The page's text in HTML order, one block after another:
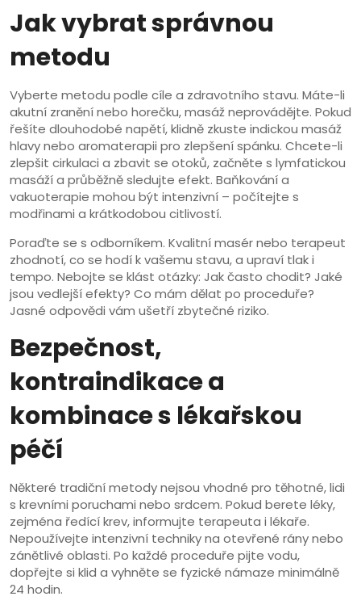
Jak vybrat správnou
metodu
Vyberte metodu podle cíle a zdravotního stavu. Máte-li
akutní zranění nebo horečku, masáž neprovádějte. Pokud
řešíte dlouhodobé napětí, klidně zkuste indickou masáž
hlavy nebo aromaterapii pro zlepšení spánku. Chcete-li
zlepšit cirkulaci a zbavit se otoků, začněte s lymfatickou
masáží a průběžně sledujte efekt. Baňkování a
vakuoterapie mohou být intenzivní – počítejte s
modřinami a krátkodobou citlivostí.
Poraďte se s odborníkem. Kvalitní masér nebo terapeut
zhodnotí, co se hodí k vašemu stavu, a upraví tlak i
tempo. Nebojte se klást otázky: Jak často chodit? Jaké
jsou vedlejší efekty? Co mám dělat po proceduře?
Jasné odpovědi vám ušetří zbytečné riziko.
Bezpečnost,
kontraindikace a
kombinace s lékařskou
péčí
Některé tradiční metody nejsou vhodné pro těhotné, lidi
s krevními poruchami nebo srdcem. Pokud berete léky,
zejména ředící krev, informujte terapeuta i lékaře.
Nepoužívejte intenzivní techniky na otevřené rány nebo
zánětlivé oblasti. Po každé proceduře pijte vodu,
dopřejte si klid a vyhněte se fyzické námaze minimálně
24 hodin.